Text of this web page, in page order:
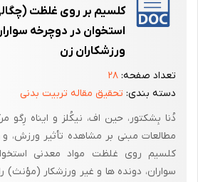
هدف ما از انجام این تحقیق مقایسه
اطراف ایمپلنت در پنج گروه رت درمان شده
کلسیم بر روی غلظت
استخوان در دوچرخه
ورزشکاران زن
تعداد صفحه: ۲۸
دسته بندی: تحقیق مقاله تربیت بدنی
دُنا بِشکتور، حین اف، نیکُلز و ایناه رِگو
مطالعات مبنی بر مشاهده تأثیر
سواران، دونده ها و غیر ورزشکار